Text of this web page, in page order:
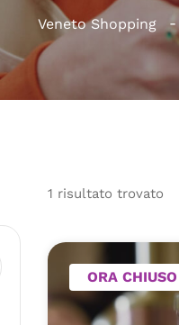
Veneto Shopping
1 risultato trovato
ORA CHIUSO